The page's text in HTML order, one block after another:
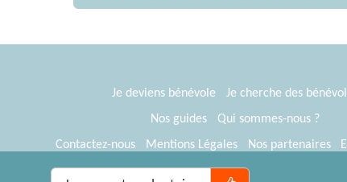
Je deviens bénévole
Je cherche des
Nos guides
Qui sommes-nous ?
Contactez-nous
Mentions Légales Nos partenaires
® Tous Bénévoles 2012-2026